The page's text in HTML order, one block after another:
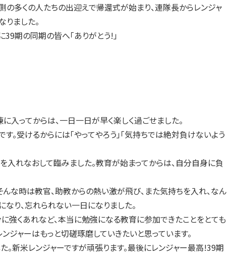
の多くの人たちの出迎えで帰還式が始まり、連隊長からレンジャ
ました。
期の同期の皆へ「ありがとう!」
ってからは、一日一日が早く楽しく過ごせました。
受けるからには「やってやろう」「気持ちでは絶対負けないよう
れなおして臨みました。教育が始まってからは、自分自身に負
な時は教官、助教からの熱い激が飛び、また気持ちを入れ、なん
り、忘れられない一日になりました。
強くあれなど、本当に勉強になる教育に参加できたことをとても
ジャーはもっと切磋琢磨していきたいと思っています。
新米レンジャーですが頑張ります。最後にレンジャー最高!39期